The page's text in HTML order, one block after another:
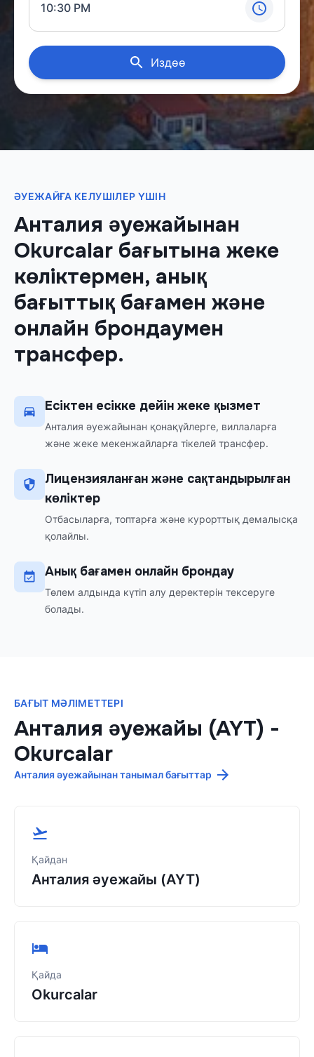
10:30 PM
Издөө
ӘУЕЖАЙҒА КЕЛУШІЛЕР ҮШІН
Анталия әуежайынан
Okurcalar бағытына жеке
көліктермен, анық
бағыттық бағамен және
онлайн брондаумен
трансфер.
Есіктен есікке дейін жеке қызмет
Анталия әуежайынан қонақүйлерге, виллаларға
және жеке мекенжайларға тікелей трансфер.
Лицензияланған және сақтандырылған
көліктер
Отбасыларға, топтарға және курорттық демалысқа
қолайлы.
Анық бағамен онлайн брондау
Төлем алдында күтіп алу деректерін тексеруге
болады.
БАҒЫТ МӘЛІМЕТТЕРІ
Анталия әуежайы (AYT) -
Okurcalar
Анталия әуежайынан танымал бағыттар
Қайдан
Анталия әуежайы (AYT)
Қайда
Okurcalar